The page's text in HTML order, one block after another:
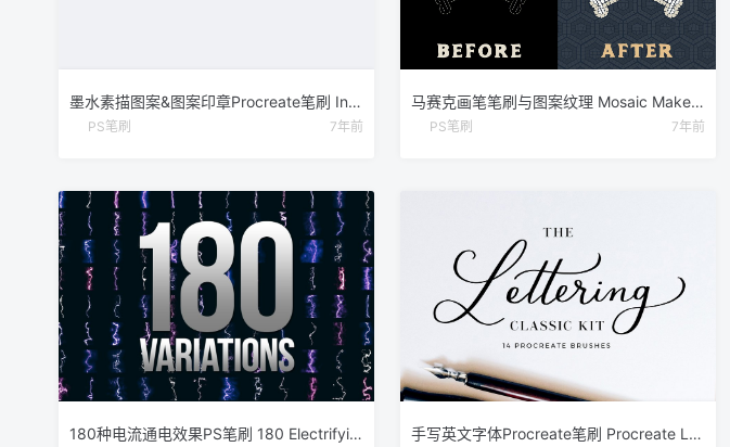
墨水素描图案&图案印章Procreate笔刷 Inky Abstract Procreate Brushes
PS笔刷 7年前
马赛克画笔笔刷与图案纹理 Mosaic Maker – Brushes & Patterns
PS笔刷 7年前
180种电流通电效果PS笔刷 180 Electrifying Lightning Strikes 手写英文字体Procreate笔刷 Procreate Lettering Brushes Classic